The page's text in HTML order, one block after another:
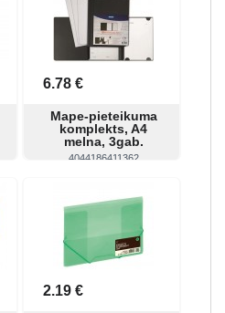
6.78 €
Mape-pieteikuma
komplekts, A4
melna, 3gab.
4044186411362
2.19 €